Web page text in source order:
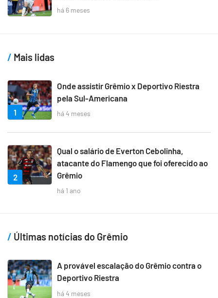
há 6 meses
Mais lidas
1
Onde assistir Grêmio x Deportivo Riestra
pela Sul-Americana
há 4 meses
2
Qual o salário de Everton Cebolinha,
atacante do Flamengo que foi oferecido ao
Grêmio
há 1 ano
Últimas notícias do Grêmio
A provável escalação do Grêmio contra o
Deportivo Riestra
há 4 meses